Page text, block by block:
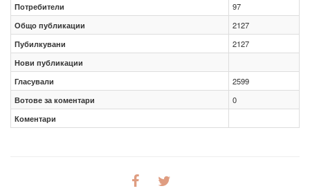
Потребители
97
Общо публикации
2127
Пубилкувани
2127
Нови публикации
Гласували
2599
Вотове за коментари
0
Коментари